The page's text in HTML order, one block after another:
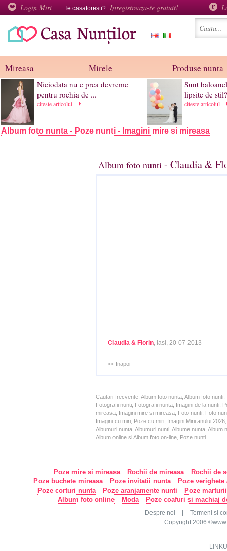
Login Miri Te casatoresti? Inregistreaza-te gratuit!
Mireasa Mirele Produse nunta
Niciodata nu e prea devreme
pentru rochia de ...
citeste articolul
Sunt
lipsite de stil?
citeste articolul
Album foto nunta - Poze nunti - Imagini mire si mireasa
Album foto nunti - Claudia &
Claudia & Florin, Iasi, 20-07-2013
<< Inapoi
Cautari frecvente: Album foto nunta, Album foto
Fotografii nunti, Fotografii nunta, Imagini de la nunti,
mireasa, Imagini mire si mireasa, Foto nunti, Foto
Imagini cu miri, Poze cu miri, Imagini Mirii anului
Albumuri nunta, Albumuri nunti, Albume nunta,
Album online si Album foto on-line, Poze nunti.
Poze mire si mireasa Rochii de mireasa
Rochii de
Poze buchete mireasa
Poze invitatii nunta
Poze
Poze corturi nunta
Poze aranjamente nunti
Poze
Album foto online
Moda Poze coafuri si machiaj
Despre noi
Termeni si
Copyright 2006